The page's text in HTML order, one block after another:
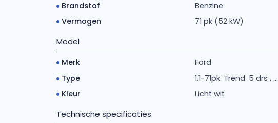
Brandstof
Benzine
Vermogen
71 pk (52 kW)
Model
Merk Ford
Type
1.1-71pk. Trend. 5 drs , ...
Kleur
Licht wit
Technische specificaties